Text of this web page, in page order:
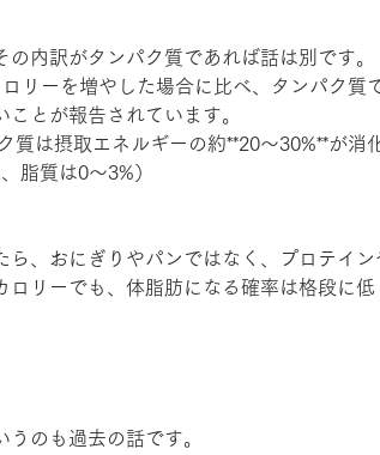
内訳がタンパク質であれば話は別です。
リーを増やした場合に比べ、タンパク質
とが報告されています。
質は摂取エネルギーの約**20〜30%**が消
脂質は0〜3%）
ら、おにぎりやパンではなく、プロテイ
リーでも、体脂肪になる確率は格段に低
うのも過去の話です。